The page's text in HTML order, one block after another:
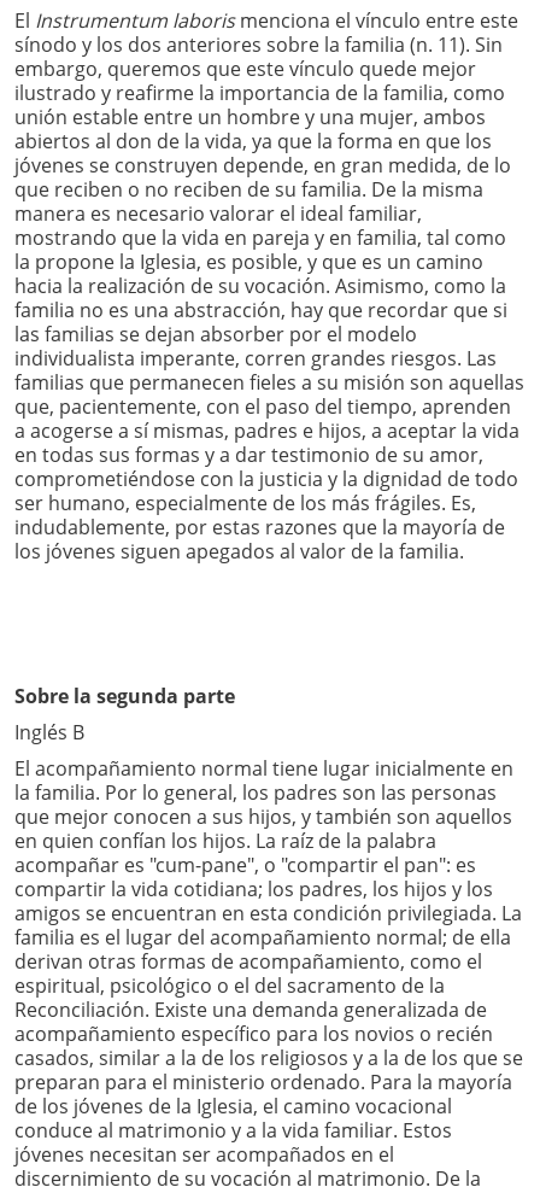
El Instrumentum laborismenciona el vínculo entre este
sínodo y los dos anteriores sobre la familia (n. 11). Sin
embargo, queremos que este vínculo quede mejor
ilustrado y reafirme la importancia de la familia, como
unión estable entre un hombre y una mujer, ambos
abiertos al don de la vida, ya que la forma en que los
jóvenes se construyen depende, en gran medida, de lo
que reciben o no reciben de su familia. De la misma
manera es necesario valorar el ideal familiar,
mostrando que la vida en pareja y en familia, tal como
la propone la Iglesia, es posible, y que es un camino
hacia la realización de su vocación. Asimismo, como la
familia no es una abstracción, hay que recordar que si
las familias se dejan absorber por el modelo
individualista imperante, corren grandes riesgos. Las
familias que permanecen fieles a su misión son aquellas
que, pacientemente, con el paso del tiempo, aprenden
a acogerse a sí mismas, padres e hijos, a aceptar la vida
en todas sus formas y a dar testimonio de su amor,
comprometiéndose con la justicia y la dignidad de todo
ser humano, especialmente de los más frágiles. Es,
indudablemente, por estas razones que la mayoría de
los jóvenes siguen apegados al valor de la familia.
Sobre la segunda parte
Inglés B
El acompañamiento normal tiene lugar inicialmente en
la familia. Por lo general, los padres son las personas
que mejor conocen a sus hijos, y también son aquellos
en quien confían los hijos. La raíz de la palabra
acompañar es "cum-pane", o "compartir el pan": es
compartir la vida cotidiana; los padres, los hijos y los
amigos se encuentran en esta condición privilegiada. La
familia es el lugar del acompañamiento normal; de ella
derivan otras formas de acompañamiento, como el
espiritual, psicológico o el del sacramento de la
Reconciliación. Existe una demanda generalizada de
acompañamiento específico para los novios o recién
casados, similar a la de los religiosos y a la de los que se
preparan para el ministerio ordenado. Para la mayoría
de los jóvenes de la Iglesia, el camino vocacional
conduce al matrimonio y a la vida familiar. Estos
jóvenes necesitan ser acompañados en el
discernimiento de su vocación al matrimonio. De la